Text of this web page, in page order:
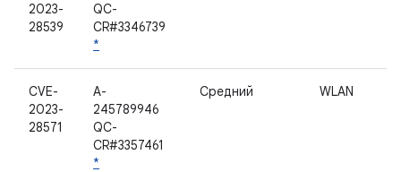
2023-
28539
QC-
CR#3346739
*
CVE-
2023-
28571
A-
245789946
QC-
CR#3357461
*
Средний WLAN